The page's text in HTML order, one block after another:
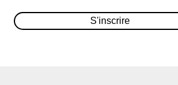
S'inscrire